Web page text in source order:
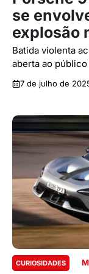
se
explosão
Batida violenta
aberta ao
7 de julho de
CURIOSIDADES